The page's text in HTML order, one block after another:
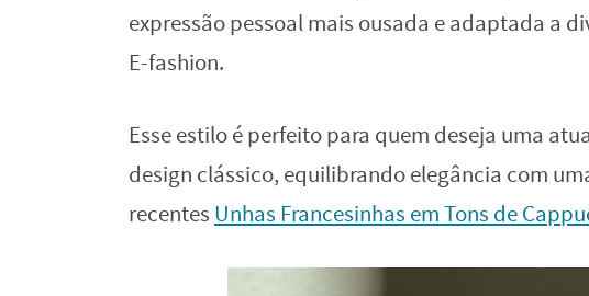
expressão pessoal mais ousada e adaptada a
E-fashion.
Esse estilo é perfeito para quem deseja uma
design clássico, equilibrando elegância com
recentes Unhas Francesinhas em Tons de